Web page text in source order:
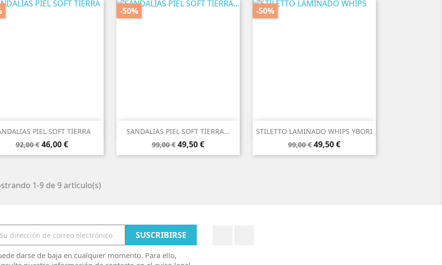
PIEL SOFT TIERRA
Precio
base
92,00 € Precio
46,00 €
 Vista rápida SANDALIAS PIEL SOFT TIERRA...
Precio
base
99,00 € Precio
49,50 €
-50%
 Vista rápida STILETTO LAMINADO WHIPS YBORI
Precio
base
99,00 € Precio
49,50 €
-50%
 Vista rápida
1-9 de 9 artículo(s)
darse de baja en cualquier momento. Para ello,